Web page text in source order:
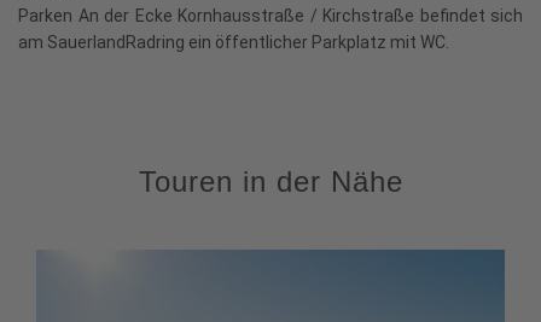
Parken An der Ecke Kornhausstraße / Kirchstraße befindet sich
am SauerlandRadring ein öffentlicher Parkplatz mit WC.
Touren in der Nähe